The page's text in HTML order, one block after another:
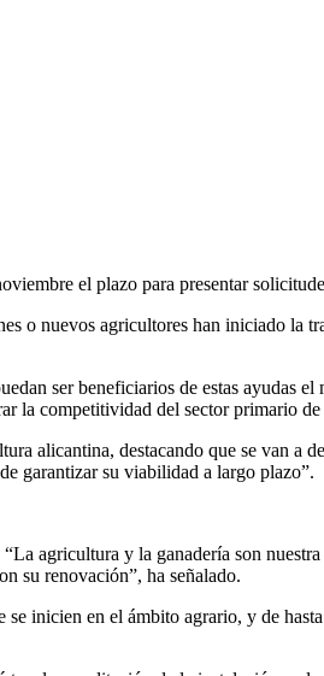
el plazo para presentar
o nuevos agricultores han iniciado la
ser beneficiarios de estas ayudas
la competitividad del sector primario
alicantina, destacando que se van a
garantizar su viabilidad a largo plazo”.
agricultura y la ganadería son
su renovación”, ha señalado.
inicien en el ámbito agrario, y de